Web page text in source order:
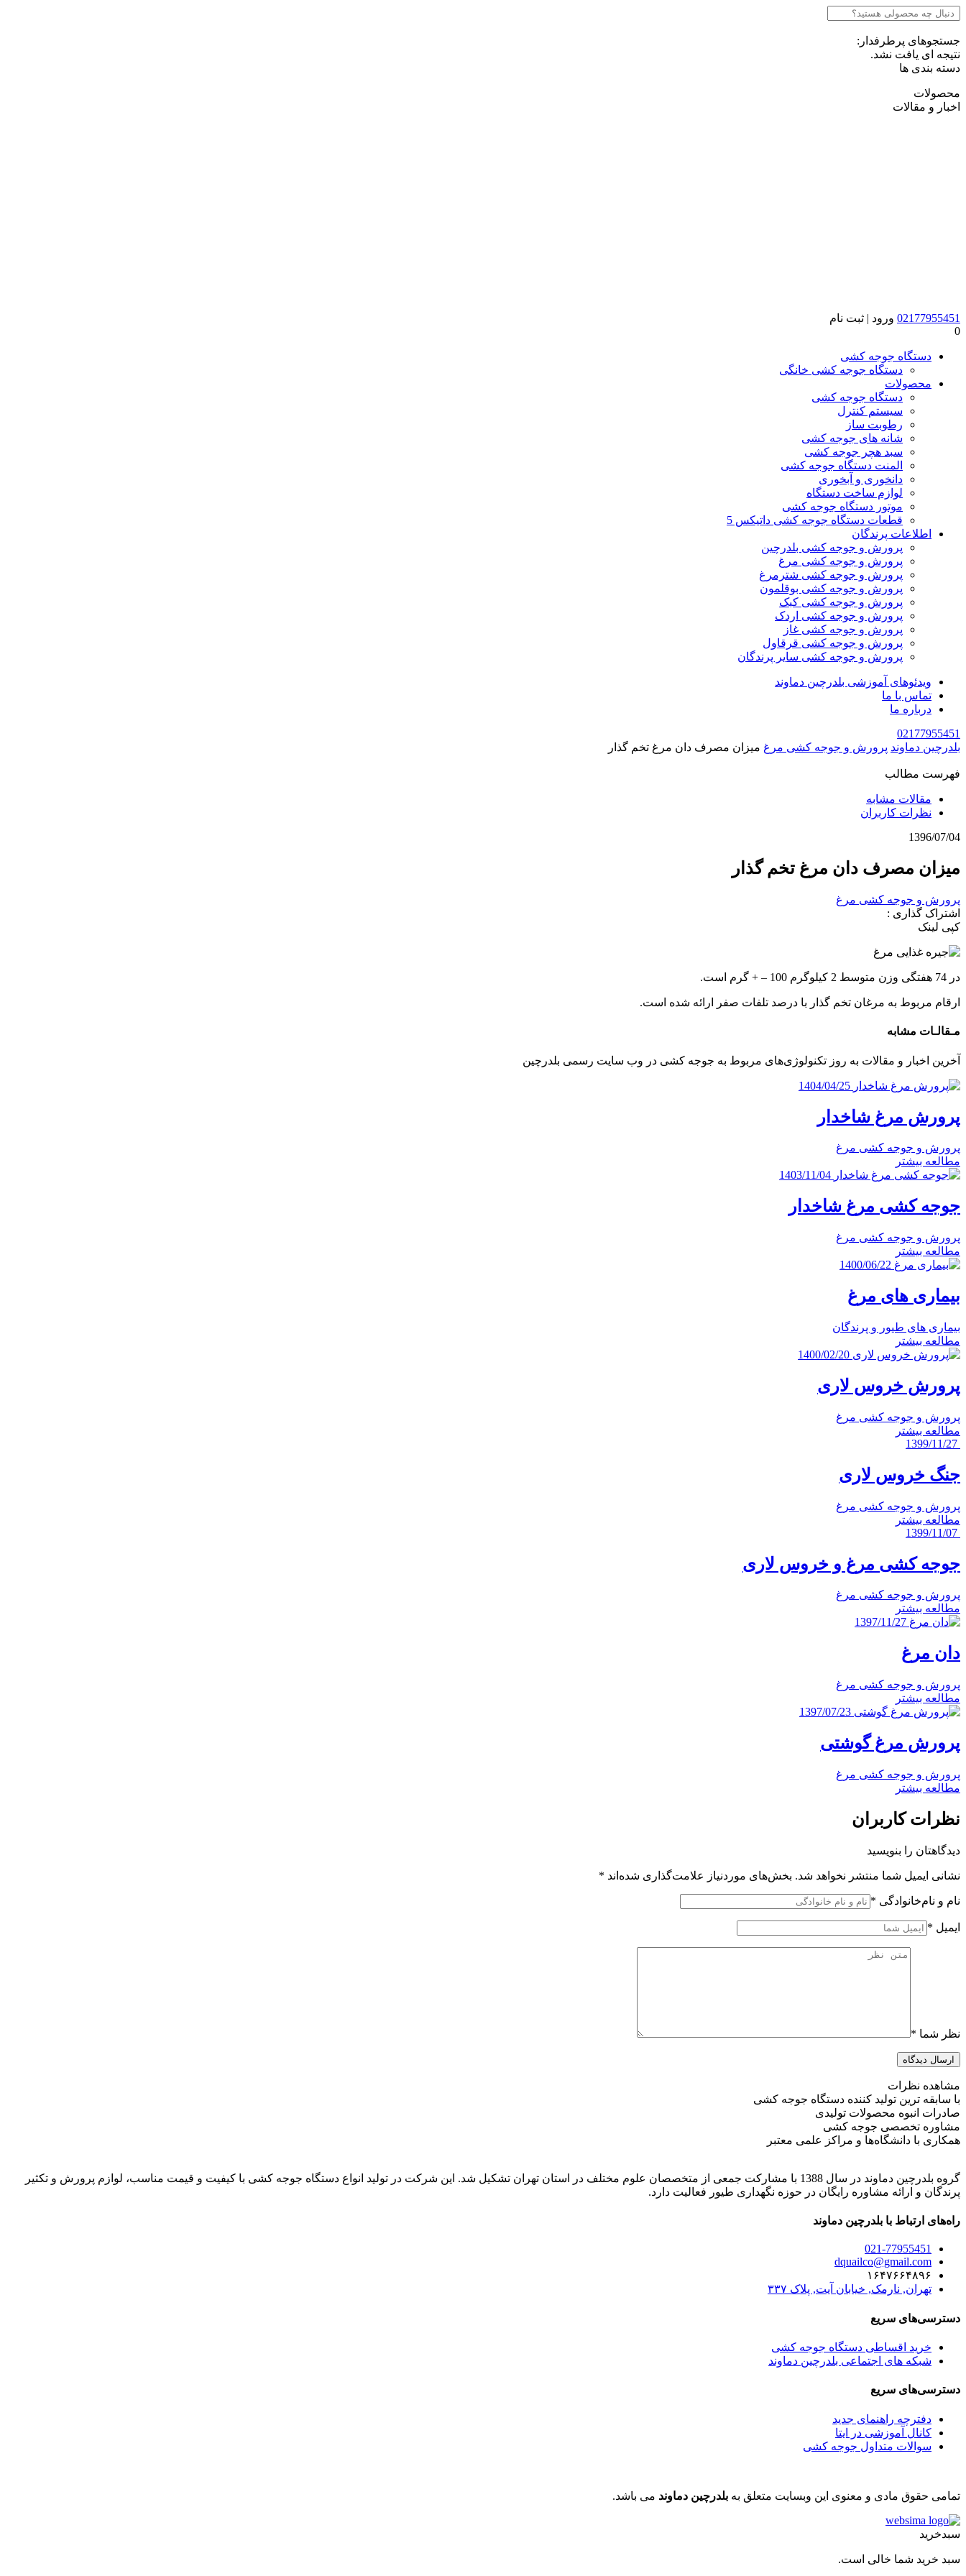
جستجوهای پرطرفدار:
نتیجه ای یافت نشد.
دسته بندی ها
محصولات
اخبار و مقالات
02177955451 ورود | ثبت نام
0
دستگاه جوجه کشی
دستگاه جوجه کشی خانگی
محصولات
دستگاه جوجه کشی
سیستم کنترل
رطوبت ساز
شانه های جوجه کشی
سبد هچر جوجه کشی
المنت دستگاه جوجه کشی
دانخوری و آبخوری
لوازم ساخت دستگاه
موتور دستگاه جوجه کشی
قطعات دستگاه جوجه کشی داتیکس 5
اطلاعات پرندگان
پرورش و جوجه کشی بلدرچین
پرورش و جوجه کشی مرغ
پرورش و جوجه کشی شترمرغ
پرورش و جوجه کشی بوقلمون
پرورش و جوجه کشی کبک
پرورش و جوجه کشی اردک
پرورش و جوجه کشی غاز
پرورش و جوجه کشی قرقاول
پرورش و جوجه کشی سایر پرندگان
ویدئوهای آموزشی بلدرچین دماوند
تماس با ما
درباره ما
02177955451
بلدرچین دماوند پرورش و جوجه کشی مرغ میزان مصرف دان مرغ تخم گذار
فهرست مطالب
مقالات مشابه
نظرات کاربران
1396/07/04
میزان مصرف دان مرغ تخم گذار
پرورش و جوجه کشی مرغ
اشتراک گذاری :
کپی لینک
در 74 هفتگی وزن متوسط 2 کیلوگرم 100 – + گرم است.
ارقام مربوط به مرغان تخم گذار با درصد تلفات صفر ارائه شده است.
مـقالـات‌ مشابه
آخرین اخبار و مقالات به روز تکنولوژی‌های مربوط به جوجه کشی در وب سایت رسمی بلدرچین
1404/04/25
پرورش مرغ شاخدار
پرورش و جوجه کشی مرغ
مطالعه بیشتر
1403/11/04
جوجه کشی مرغ شاخدار
پرورش و جوجه کشی مرغ
مطالعه بیشتر
1400/06/22
بیماری های مرغ
بیماری های طیور و پرندگان
مطالعه بیشتر
1400/02/20
پرورش خروس لاری
پرورش و جوجه کشی مرغ
مطالعه بیشتر
1399/11/27
جنگ خروس لاری
پرورش و جوجه کشی مرغ
مطالعه بیشتر
1399/11/07
جوجه کشی مرغ و خروس لاری
پرورش و جوجه کشی مرغ
مطالعه بیشتر
1397/11/27
دان مرغ
پرورش و جوجه کشی مرغ
مطالعه بیشتر
1397/07/23
پرورش مرغ گوشتی
پرورش و جوجه کشی مرغ
مطالعه بیشتر
نظرات کاربران
دیدگاهتان را بنویسید
نشانی ایمیل شما منتشر نخواهد شد. بخش‌های موردنیاز علامت‌گذاری شده‌اند *
نام و نام‌خانوادگی *
ایمیل *
نظر شما *
ارسال دیدگاه
مشاهده نظرات
با سابقه ترین تولید کننده دستگاه جوجه کشی
صادرات انبوه محصولات تولیدی
مشاوره تخصصی جوجه کشی
همکاری با دانشگاه‌ها و مراکز علمی معتبر
گروه بلدرچین دماوند در سال 1388 با مشارکت جمعی از متخصصان علوم مختلف در استان تهران تشکیل شد. این شرکت در تولید انواع دستگاه جوجه کشی با کیفیت و قیمت مناسب، لوازم پرورش و تکثیر
پرندگان و ارائه مشاوره رایگان در حوزه نگهداری طیور فعالیت دارد.
راه‌های ارتباط با بلدرچین دماوند
021-77955451
dquailco@gmail.com
۱۶۴۷۶۶۴۸۹۶
تهران, نارمک, خیابان آیت, پلاک ۳۳۷
دسترسی‌های سریع
خرید اقساطی دستگاه جوجه کشی
شبکه های اجتماعی بلدرچین دماوند
دسترسی‌های سریع
دفترچه راهنمای جدید
کانال آموزشی در ایتا
سوالات متداول جوجه کشی
تمامی حقوق مادی و معنوی این وبسایت متعلق به بلدرچین دماوند می باشد.
سبدخرید
سبد خرید شما خالی است.